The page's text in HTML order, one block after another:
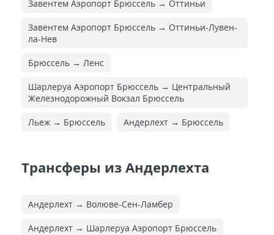
Завентем Аэропорт Брюссель → Оттиньи
Завентем Аэропорт Брюссель → Оттиньи-Лувен-
ла-Нев
Брюссель → Ленс
Шарлеруа Аэропорт Брюссель → Центральный
Железнодорожный Вокзал Брюссель
Льеж → Брюссель Андерлехт → Брюссель
Трансферы из Андерлехта
Андерлехт → Волюве-Сен-Ламбер
Андерлехт → Шарлеруа Аэропорт Брюссель